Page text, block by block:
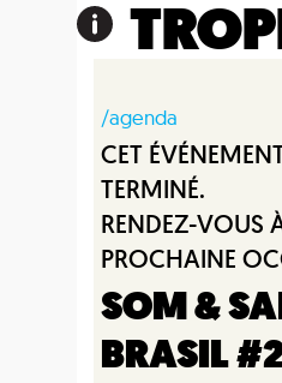
/agenda
CET
TERMINÉ.
RENDEZ-VOUS
PROCHAINE
SOM &
BRASIL